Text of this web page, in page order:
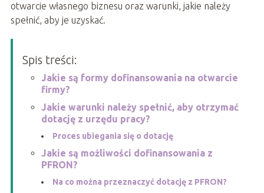
otwarcie własnego biznesu oraz warunki, jakie należy
spełnić, aby je uzyskać.
Spis treści:
Jakie są formy dofinansowania na otwarcie
firmy?
Jakie warunki należy spełnić, aby otrzymać
dotację z urzędu pracy?
Proces ubiegania się o dotację
Jakie są możliwości dofinansowania z
PFRON?
Na co można przeznaczyć dotację z PFRON?